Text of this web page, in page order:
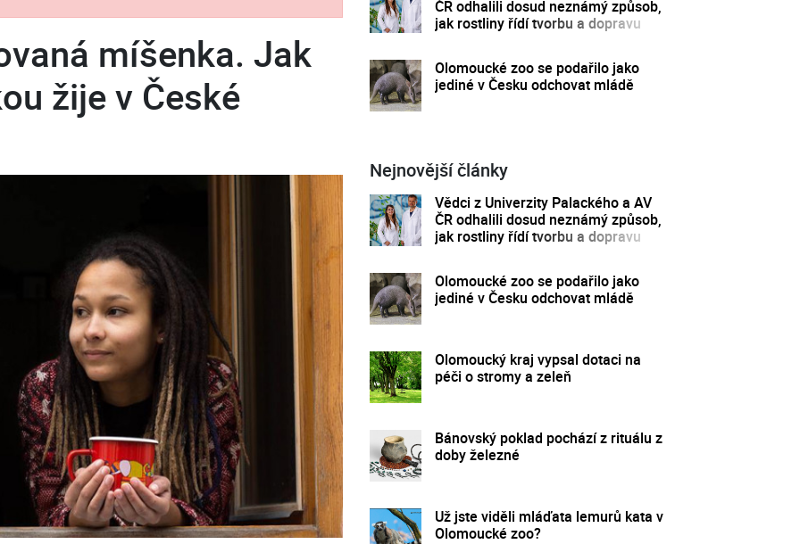
míšenka. Jak
žije v České
ČR odhalili dosud neznámý způsob,
jak rostliny řídí tvorbu a dopravu
Olomoucké zoo se podařilo jako
jediné v Česku odchovat mládě
Nejnovější články
Vědci z Univerzity Palackého a AV
ČR odhalili dosud neznámý způsob,
jak rostliny řídí tvorbu a dopravu
Olomoucké zoo se podařilo jako
jediné v Česku odchovat mládě
Olomoucký kraj vypsal dotaci na
péči o stromy a zeleň
Bánovský poklad pochází z rituálu z
doby železné
Už jste viděli mláďata lemurů kata v
Olomoucké zoo?